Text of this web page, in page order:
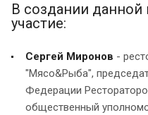
В создании
участие:
Сергей Миронов -
"Мясо&Рыба",
Федерации
общественный